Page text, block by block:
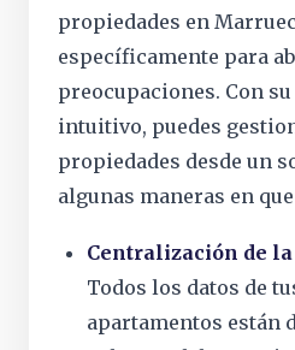
propiedades en
específicamente para
preocupaciones. Con
intuitivo, puedes
propiedades desde un
algunas maneras en
Centralización de
Todos los datos de
apartamentos están